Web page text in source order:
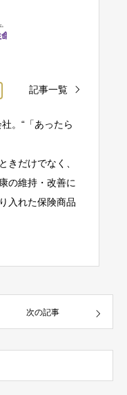
記事一覧
。“「あったら
きだけでなく、
の維持・改善に
入れた保険商品
次の記事